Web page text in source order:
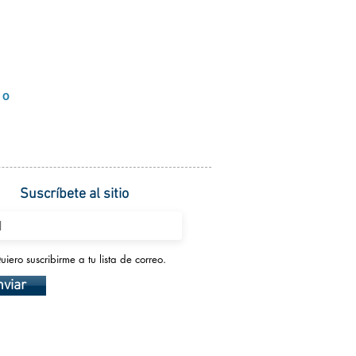
Suscríbete al sitio
suscribirme a tu lista de correo.